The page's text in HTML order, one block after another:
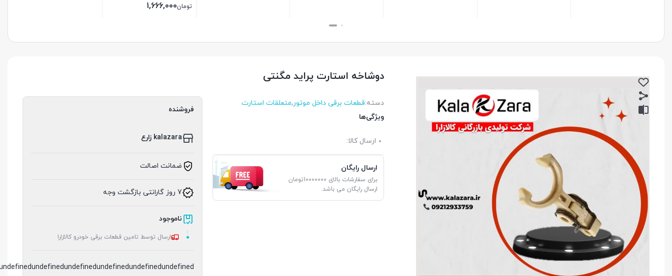
تومان1,666,000
دوشاخه استارت پراید مگنتی
دسته:قطعات برقی داخل موتور,متعلقات استارت
ویژگی‌ها
ارسال کالا:
ارسال رایگان
برای سفارشات بالای 10000000تومان
ارسال رایگان می باشد.
فروشنده
kalazara زارع
ضمانت اصالت
7 روز گارانتی بازگشت وجه
ناموجود
ارسال توسط تامین قطعات برقی خودرو کالازارا
undefinedundefinedundefinedundefined